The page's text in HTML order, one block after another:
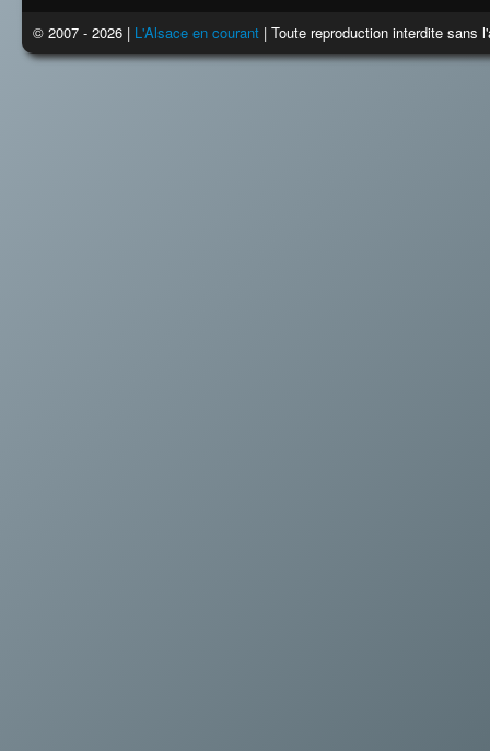
© 2007 - 2026 | L'Alsace en courant | Toute reproduction interdite sans